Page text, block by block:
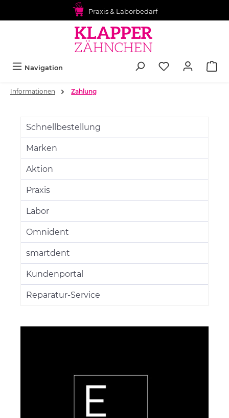
Praxis & Laborbedarf
Navigation
Informationen Zahlung
Schnellbestellung
Marken
Aktion
Praxis
Labor
Omnident
smartdent
Kundenportal
Reparatur-Service